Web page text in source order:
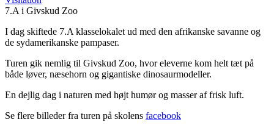
7.A i Givskud Zoo
I dag skiftede 7.A klasselokalet ud med den afrikanske savanne og
de sydamerikanske pampaser.
Turen gik nemlig til Givskud Zoo, hvor eleverne kom helt tæt på
både løver, næsehorn og gigantiske dinosaurmodeller.
En dejlig dag i naturen med højt humør og masser af frisk luft.
Se flere billeder fra turen på skolens facebook